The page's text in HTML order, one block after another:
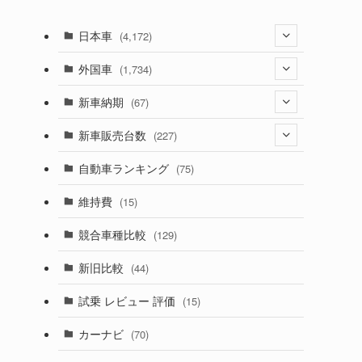
日本車 (4,172)
(1,321)
(329)
(525)
(357)
(328)
(194)
(230)
(253)
外国車 (1,734)
(188)
(242)
(85)
(84)
(14)
(222)
(50)
(58)
新車納期 (67)
(28)
(8)
(3)
(3)
(5)
(1)
新車販売台数 (227)
(21)
(5)
(7)
(5)
自動車ランキング (75)
維持費 (15)
競合車種比較 (129)
新旧比較 (44)
試乗 レビュー 評価 (15)
カーナビ (70)